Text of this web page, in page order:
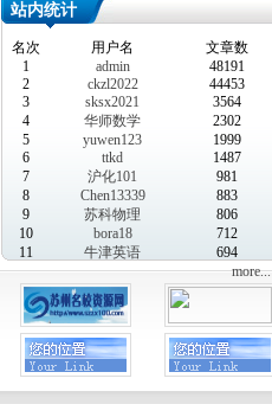
站内统计
名次 用户名
文章数
1
admin
48191
2
ckzl2022
44453
3
sksx2021
3564
4
华师数学
2302
5
yuwen123
1999
6
ttkd
1487
7
沪化101
981
8
Chen13339
883
9
苏科物理
806
10
bora18
712
11
牛津英语
694
more...